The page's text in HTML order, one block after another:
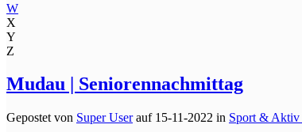
W
X
Y
Z
Mudau | Seniorennachmittag
Gepostet von Super Userauf 15-11-2022 in Sport & Aktiv